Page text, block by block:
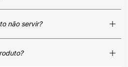
não servir?